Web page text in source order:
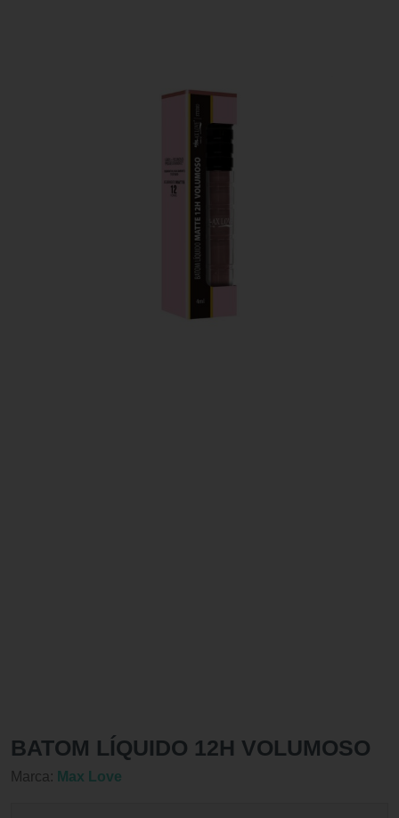
BATOM LÍQUIDO 12H VOLUMOSO
Marca: Max Love